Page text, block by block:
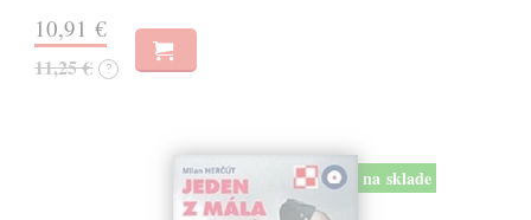
10,91 €
11,25 € ?
na sklade